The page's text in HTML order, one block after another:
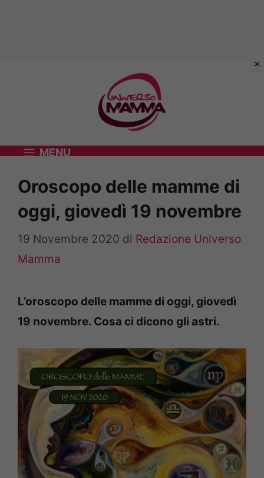
MENU
Oroscopo delle mamme di
oggi, giovedì 19 novembre
19 Novembre 2020 di Redazione Universo
Mamma
L’oroscopo delle mamme di oggi, giovedì
19 novembre. Cosa ci dicono gli astri.